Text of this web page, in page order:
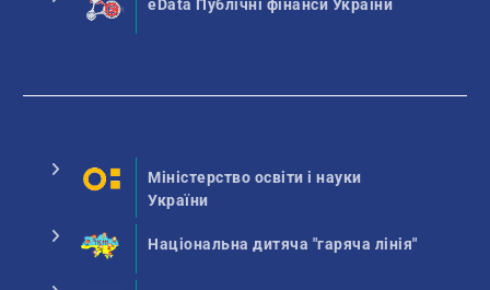
eData Публічні фінанси України
Міністерство освіти і науки
України
Національна дитяча "гаряча лінія"